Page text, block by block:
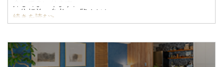
ご依頼前の参考にご覧ください。
続きを読む>